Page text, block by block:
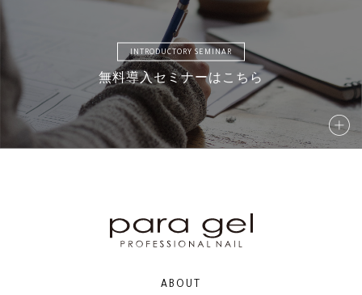
INTRODUCTORY SEMINAR
無料導入セミナーはこちら
ABOUT